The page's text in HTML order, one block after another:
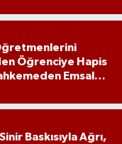
Öğrenciye Hapis
Emsal
Sinir Baskısıyla Ağrı,